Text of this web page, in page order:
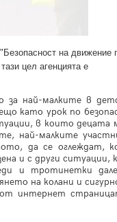
на движение
цел агенцията е
за най-малките в
като урок по
в които децата
най-малките
да се оглеждат,
и с други ситуации,
и тротинетки
на колани и
от интернет